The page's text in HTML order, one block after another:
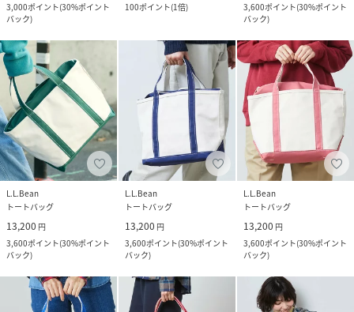
3,000ポイント(30%ポイント
バック)
100ポイント(1倍)
3,600ポイント(30%ポイント
バック)
L.L.Bean
トートバッグ
13,200 円
3,600ポイント(30%ポイント
バック)
L.L.Bean
トートバッグ
13,200 円
3,600ポイント(30%ポイント
バック)
L.L.Bean
トートバッグ
13,200 円
3,600ポイント(30%ポイント
バック)